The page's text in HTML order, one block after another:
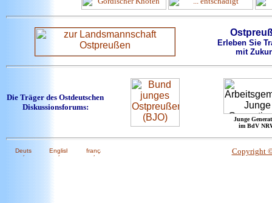
Erleben Sie
mit
Die Träger des Ostdeutschen
Diskussionsforums:
Junge
im BdV
Copyright